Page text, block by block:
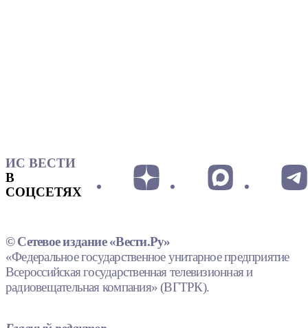
ИС ВЕСТИ
В
СОЦСЕТЯХ
© Сетевое издание «Вести.Ру»
«Федеральное государственное унитарное предприятие
Всероссийская государственная телевизионная и
радиовещательная компания» (ВГТРК).